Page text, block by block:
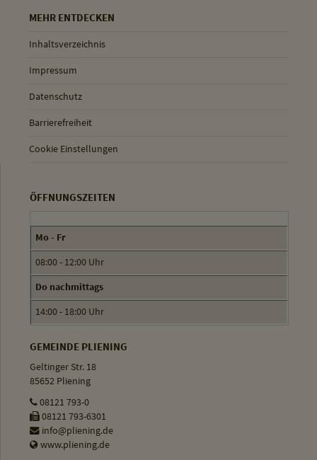
MEHR ENTDECKEN
Inhaltsverzeichnis
Impressum
Datenschutz
Barrierefreiheit
Cookie Einstellungen
ÖFFNUNGSZEITEN
Mo - Fr
08:00 - 12:00 Uhr
Do nachmittags
14:00 - 18:00 Uhr
GEMEINDE PLIENING
Geltinger Str. 18
85652 Pliening
08121 793-0
08121 793-6301
info@pliening.de
www.pliening.de